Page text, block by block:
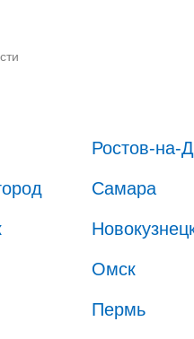
Ростов-на-
Самара
Омск
Пермь